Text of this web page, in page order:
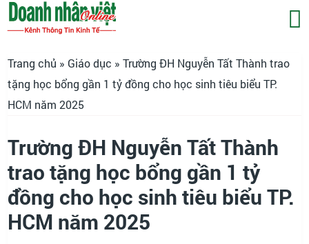
Trang chủ » Giáo dục » Trường ĐH Nguyễn Tất Thành trao
tặng học bổng gần 1 tỷ đồng cho học sinh tiêu biểu TP.
HCM năm 2025
Trường ĐH Nguyễn Tất Thành
trao tặng học bổng gần 1 tỷ
đồng cho học sinh tiêu biểu TP.
HCM năm 2025